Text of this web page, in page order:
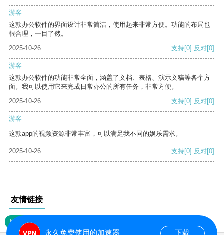
游客
这款办公软件的界面设计非常简洁，使用起来非常方便。功能的布局也
很合理，一目了然。
2025-10-26
支持[0] 反对[0]
游客
这款办公软件的功能非常全面，涵盖了文档、表格、演示文稿等各个方
面。我可以使用它来完成日常办公的所有任务，非常方便。
2025-10-26
支持[0] 反对[0]
游客
这款app的视频资源非常丰富，可以满足我不同的娱乐需求。
2025-10-26 支持[0] 反对[0]
友情链接
网站地图
永久免费使用的加速器 下载